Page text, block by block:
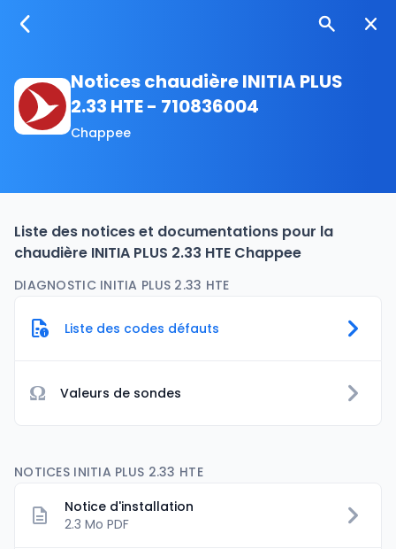
Notices chaudière INITIA PLUS
2.33 HTE - 710836004
Chappee
Liste des notices et documentations pour la
chaudière INITIA PLUS 2.33 HTE Chappee
DIAGNOSTIC INITIA PLUS 2.33 HTE
Liste des codes défauts
Ω Valeurs de sondes
NOTICES INITIA PLUS 2.33 HTE
Notice d'installation
2.3 Mo PDF